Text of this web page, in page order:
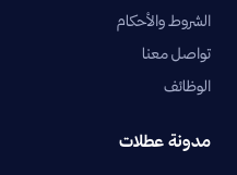
الشروط والأحكام
تواصل معنا
الوظائف
مدونة عطلات